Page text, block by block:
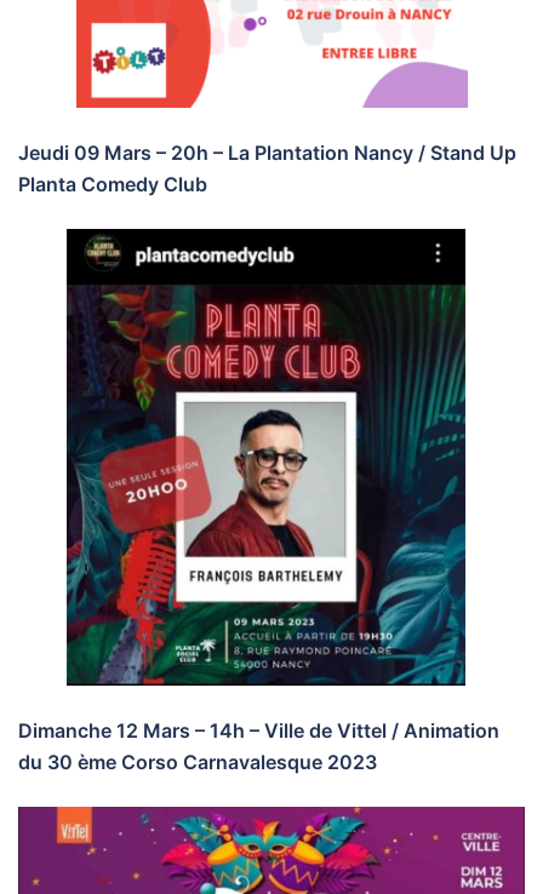
Jeudi 09 Mars – 20h – La Plantation Nancy / Stand Up
Planta Comedy Club
Dimanche 12 Mars – 14h – Ville de Vittel / Animation
du 30 ème Corso Carnavalesque 2023